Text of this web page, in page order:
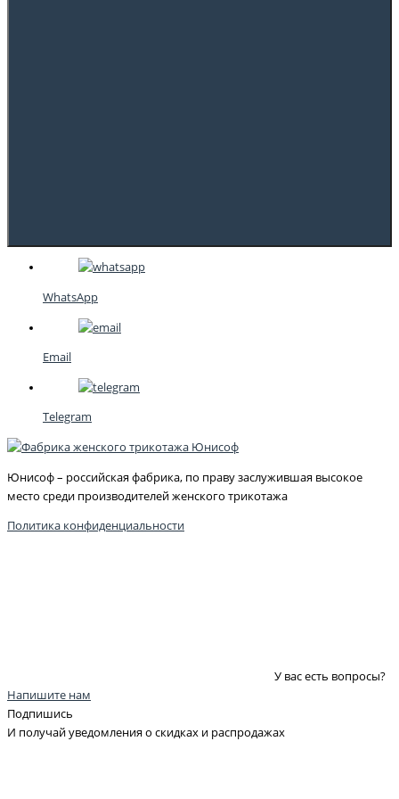
WhatsApp
Email
Telegram
Юнисоф – российская фабрика, по праву заслужившая высокое
место среди производителей женского трикотажа
Политика конфиденциальности
У вас есть вопросы?
Напишите нам
Подпишись
И получай уведомления о скидках и распродажах